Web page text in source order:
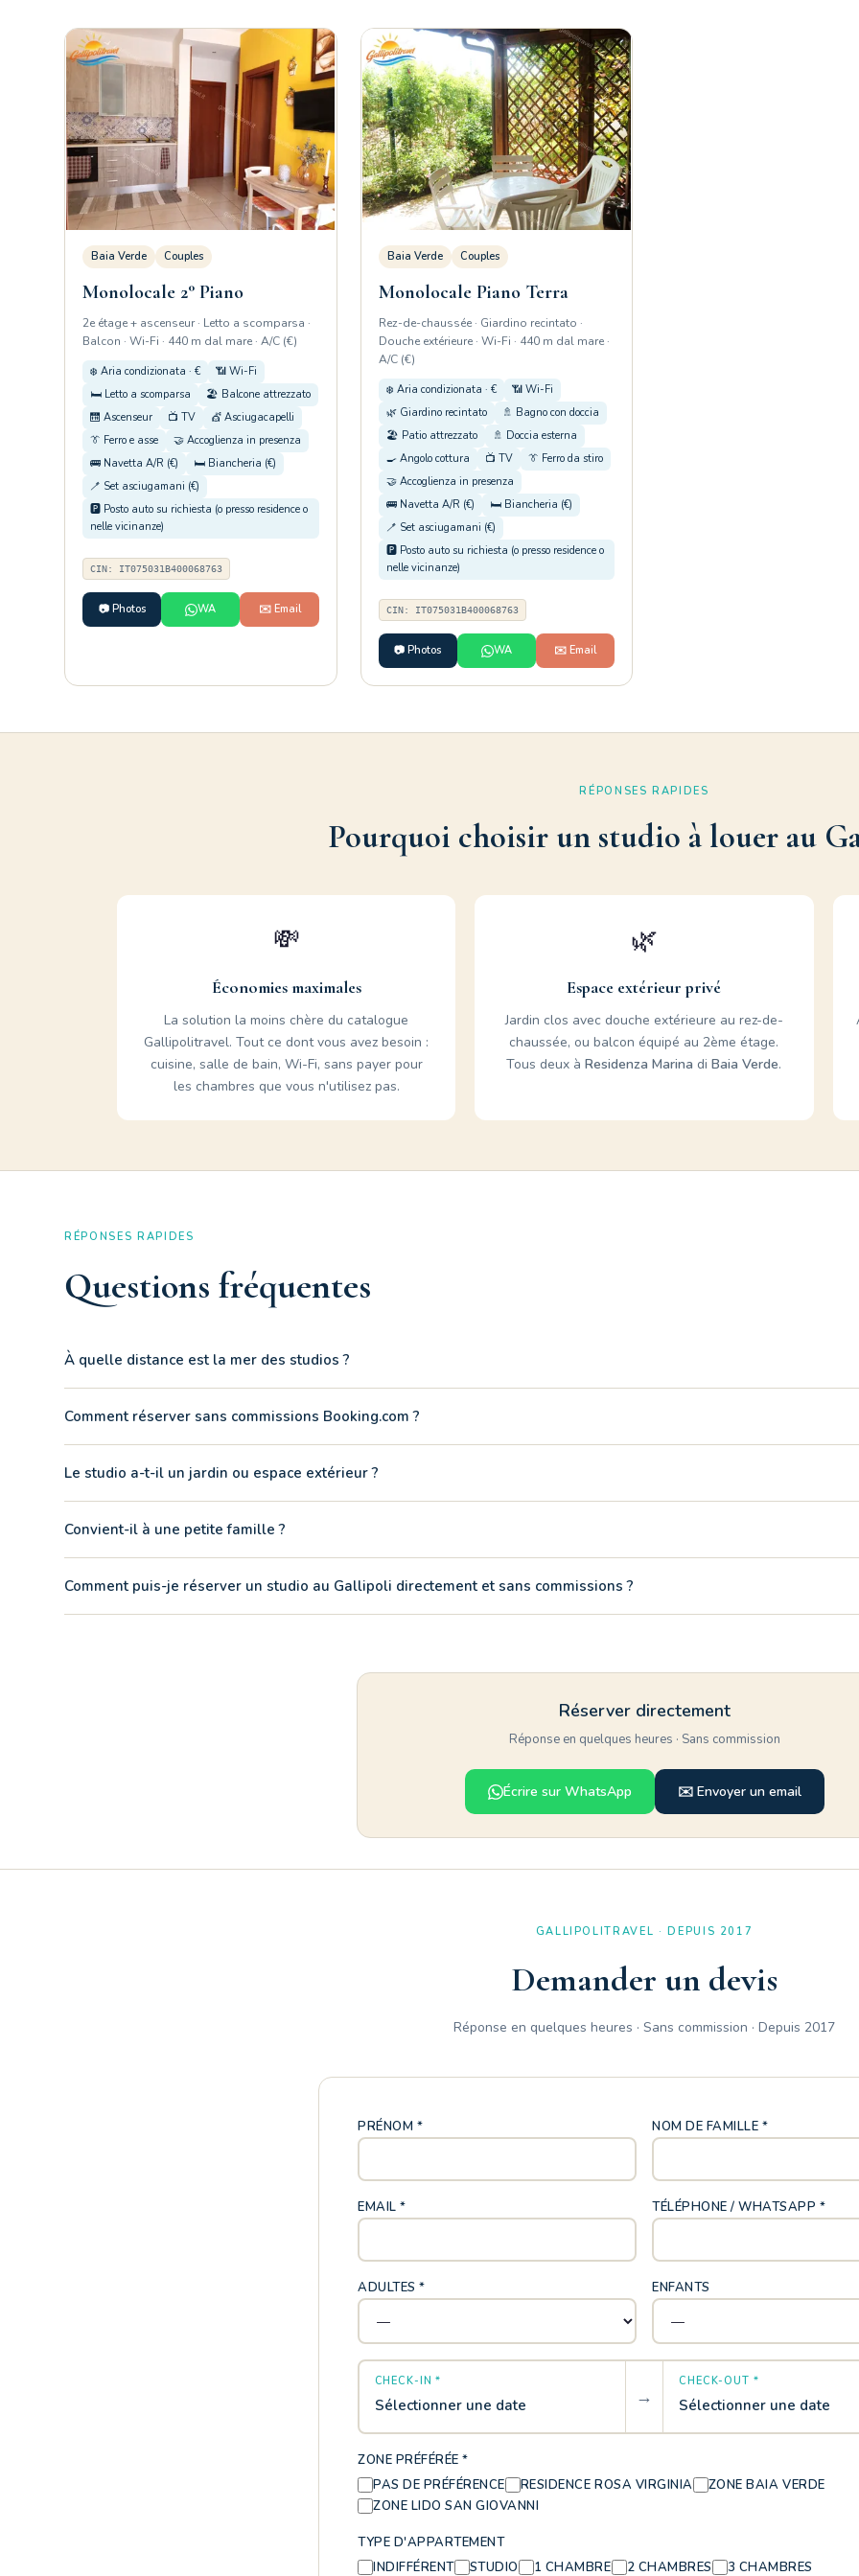
Baia Verde Couples
Monolocale 2° Piano
2e étage + ascenseur · Letto a scomparsa ·
Balcon · Wi-Fi · 440 m dal mare · A/C (€)
❄️ Aria condizionata · €
📶 Wi-Fi
🛏️ Letto a scomparsa
🏖️ Balcone attrezzato
🛗 Ascenseur
📺 TV
💇 Asciugacapelli
👔 Ferro e asse
🤝 Accoglienza in presenza
🚌 Navetta A/R (€)
🛏️ Biancheria (€)
🪥 Set asciugamani (€)
🅿️ Posto auto su richiesta (o presso residence o
nelle vicinanze)
CIN: IT075031B400068763
📷 Photos WA ✉️ Email
Baia Verde Couples
Monolocale Piano Terra
Rez-de-chaussée · Giardino recintato ·
Douche extérieure · Wi-Fi · 440 m dal mare ·
A/C (€)
❄️ Aria condizionata · €
📶 Wi-Fi
🌿 Giardino recintato
🚿 Bagno con doccia
🏖️ Patio attrezzato
🚿 Doccia esterna
🍳 Angolo cottura
📺 TV
👔 Ferro da stiro
🤝 Accoglienza in presenza
🚌 Navetta A/R (€)
🛏️ Biancheria (€)
🪥 Set asciugamani (€)
🅿️ Posto auto su richiesta (o presso residence o
nelle vicinanze)
CIN: IT075031B400068763
📷 Photos WA ✉️ Email
RÉPONSES RAPIDES
Pourquoi choisir un studio à louer au
💸
Économies maximales
La solution la moins chère du catalogue
Gallipolitravel. Tout ce dont vous avez besoin :
cuisine, salle de bain, Wi-Fi, sans payer pour
les chambres que vous n'utilisez pas.
🌿
Espace extérieur privé
Jardin clos avec douche extérieure au rez-de-
chaussée, ou balcon équipé au 2ème étage.
Tous deux àResidenza Marina diBaia Verde.
RÉPONSES RAPIDES
Questions fréquentes
À quelle distance est la mer des studios ?
Comment réserver sans commissions Booking.com ?
Le studio a-t-il un jardin ou espace extérieur ?
Convient-il à une petite famille ?
Comment puis-je réserver un studio au Gallipoli directement et sans commissions ?
Réserver directement
Réponse en quelques heures · Sans commission
Écrire sur WhatsApp ✉️ Envoyer un email
GALLIPOLITRAVEL · DEPUIS 2017
Demander un devis
Réponse en quelques heures · Sans commission · Depuis 2017
PRÉNOM * NOM DE FAMILLE *
EMAIL * TÉLÉPHONE / WHATSAPP *
ADULTES * ENFANTS
CHECK-IN *
Sélectionner une date →
CHECK-OUT *
Sélectionner une date
ZONE PRÉFÉRÉE *
PAS DE PRÉFÉRENCE
RESIDENCE ROSA VIRGINIA
ZONE BAIA VERDE
ZONE LIDO SAN GIOVANNI
TYPE D'APPARTEMENT
INDIFFÉRENT
STUDIO 1 CHAMBRE 2 CHAMBRES 3 CHAMBRES